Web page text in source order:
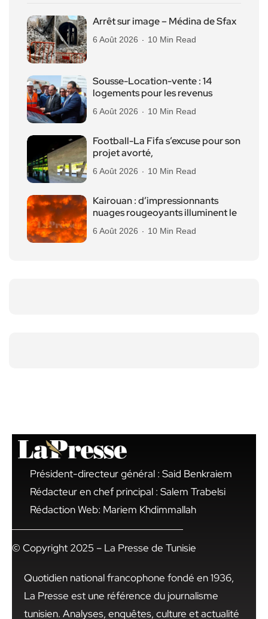
Arrêt sur image – Médina de Sfax
6 Août 2026 10 Min Read
Sousse-Location-vente : 14
logements pour les revenus
6 Août 2026 10 Min Read
Football-La Fifa s’excuse pour son
projet avorté,
6 Août 2026 10 Min Read
Kairouan : d’impressionnants
nuages rougeoyants illuminent le
6 Août 2026 10 Min Read
Président-directeur général : Said Benkraiem
Rédacteur en chef principal : Salem Trabelsi
Rédaction Web: Mariem Khdimmallah
© Copyright 2025 – La Presse de Tunisie
Quotidien national francophone fondé en 1936,
La Presse est une référence du journalisme
tunisien. Analyses, enquêtes, culture et actualité